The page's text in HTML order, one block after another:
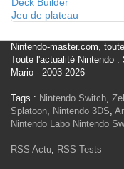
Jeu de plateau
Nintendo-master.com,
Toute l'actualité Nintendo
Mario - 2003-2026
Tags : Nintendo Switch,
Splatoon, Nintendo 3DS,
Nintendo Labo Nintendo
RSS Actu, RSS Tests